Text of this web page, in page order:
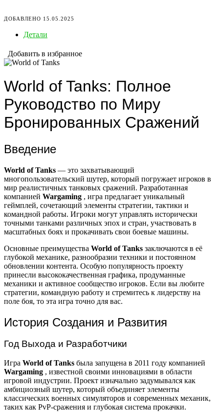
ДОБАВЛЕНО 15.05.2025
Детали
Добавить в избранное
World of Tanks: Полное
Руководство по Миру
Бронированных Сражений
Введение
World of Tanks — это захватывающий
многопользовательский шутер, который погружает игроков в
мир реалистичных танковых сражений. Разработанная
компанией Wargaming , игра предлагает уникальный
геймплей, сочетающий элементы стратегии, тактики и
командной работы. Игроки могут управлять исторически
точными танками различных эпох и стран, участвовать в
масштабных боях и прокачивать свои боевые машины.
Основные преимущества World of Tanks заключаются в её
глубокой механике, разнообразии техники и постоянном
обновлении контента. Особую популярность проекту
принесли высококачественная графика, продуманные
механики и активное сообщество игроков. Если вы любите
стратегии, командную работу и стремитесь к лидерству на
поле боя, то эта игра точно для вас.
История Создания и Развития
Год Выхода и Разработчики
Игра World of Tanks была запущена в 2011 году компанией
Wargaming , известной своими инновациями в области
игровой индустрии. Проект изначально задумывался как
амбициозный шутер, который объединяет элементы
классических военных симуляторов и современных механик,
таких как PvP-сражения и глубокая система прокачки.